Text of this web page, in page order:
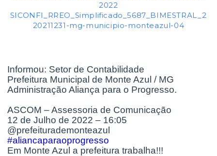
2022
SICONFI_RREO_Simplificado_5687_BIMESTRAL_2
20211231-mg-municipio-monteazul-04
Informou: Setor de Contabilidade
Prefeitura Municipal de Monte Azul / MG
Administração Aliança para o Progresso.
ASCOM – Assessoria de Comunicação
12 de Julho de 2022 – 16:05
@prefeiturademonteazul
#aliancaparaoprogresso
Em Monte Azul a prefeitura trabalha!!!